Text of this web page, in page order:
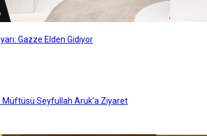
Gazze Elden Gidiyor
Müftüsü Seyfullah Aruk’a Ziyaret